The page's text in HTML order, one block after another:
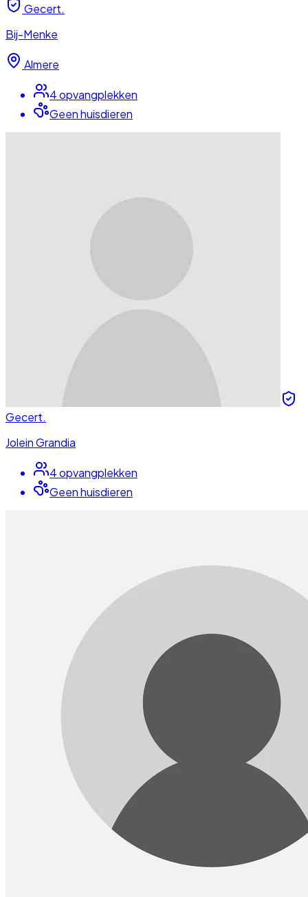
Gecert.
Bij-Menke
Almere
4opvangplekken
Geen huisdieren
Gecert.
Jolein Grandia
4opvangplekken
Geen huisdieren